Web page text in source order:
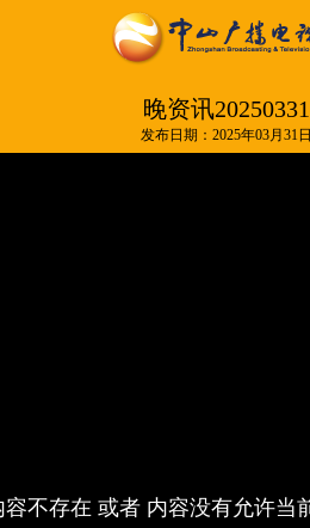
晚资讯20250331
发布日期：2025年03月31日